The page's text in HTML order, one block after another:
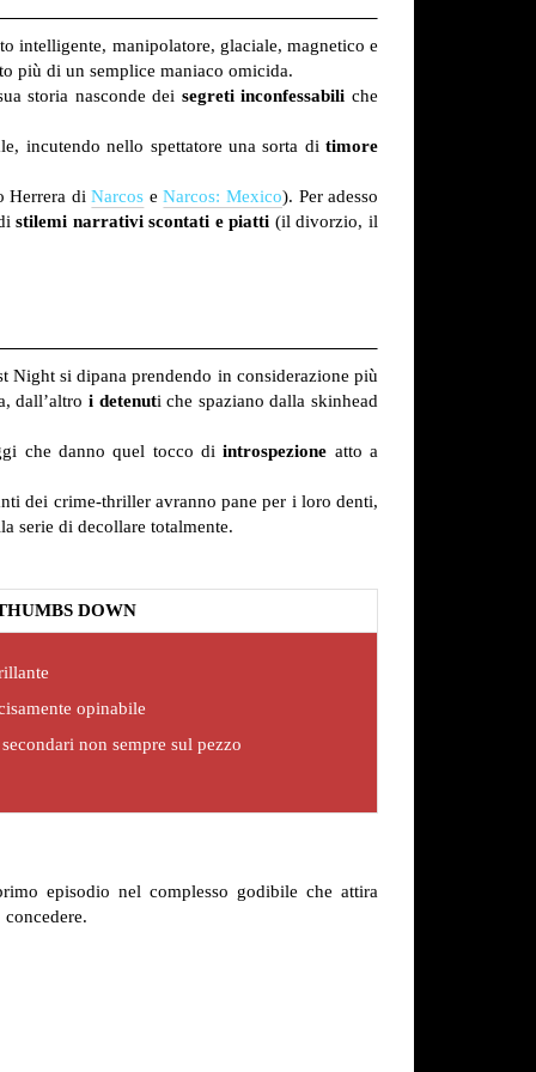
intelligente, manipolatore, glaciale, magnetico e
più di un semplice maniaco omicida.
storia nasconde dei segreti inconfessabili che
incutendo nello spettatore una sorta di timore
Herrera diNarcos eNarcos: Mexico). Per adesso
stilemi narrativi scontati e piatti (il divorzio, il
Night si dipana prendendo in considerazione più
dall’altroi detenuti che spaziano dalla skinhead
che danno quel tocco diintrospezione atto a
dei crime-thriller avranno pane per i loro denti,
serie di decollare totalmente.
DOWN
opinabile
non sempre sul pezzo
episodio nel complesso godibile che attira